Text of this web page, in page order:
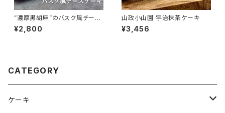
”濃厚黒胡麻”のバスク風チーズ
ケーキ
¥2,800
山政小山園 宇治抹茶ケーキ
¥3,456
CATEGORY
ケーキ